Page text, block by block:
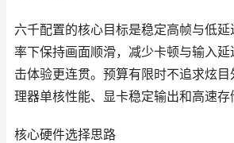
六千配置的核心目标是稳定高帧与低
率下保持画面顺滑，减少卡顿与输入
击体验更连贯。预算有限时不追求炫
理器单核性能、显卡稳定输出和高速存
核心硬件选择思路